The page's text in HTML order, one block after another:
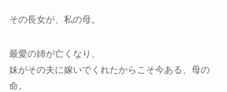
その長女が、私の母。
最愛の姉が亡くなり、
妹がその夫に嫁いでくれたからこそ今ある、母の
命。